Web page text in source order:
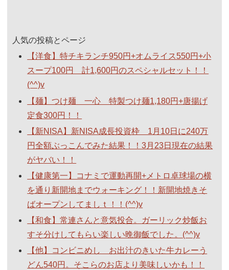
人気の投稿とページ
【洋食】特チキランチ950円+オムライス550円+小
スープ100円 計1,600円のスペシャルセット！！
(^^)v
【麺】つけ麺 一心 特製つけ麺1,180円+唐揚げ
定食300円！！
【新NISA】新NISA成長投資枠 1月10日に240万
円全額ぶっこんでみた結果！！3月23日現在の結果
がヤバい！！
【健康第一】コナミで運動再開+メトロ卓球場の横
を通り新開地までウォーキング！！新開地焼きそ
ばオープンしてましｔ！！(^^)v
【和食】常連さんと意気投合。ガーリック炒飯お
すそ分けしてもらい楽しい晩御飯でした。(^^)v
【他】コンビニめし お出汁のきいた牛カレーう
どん540円。そこらのお店より美味しいかも！！